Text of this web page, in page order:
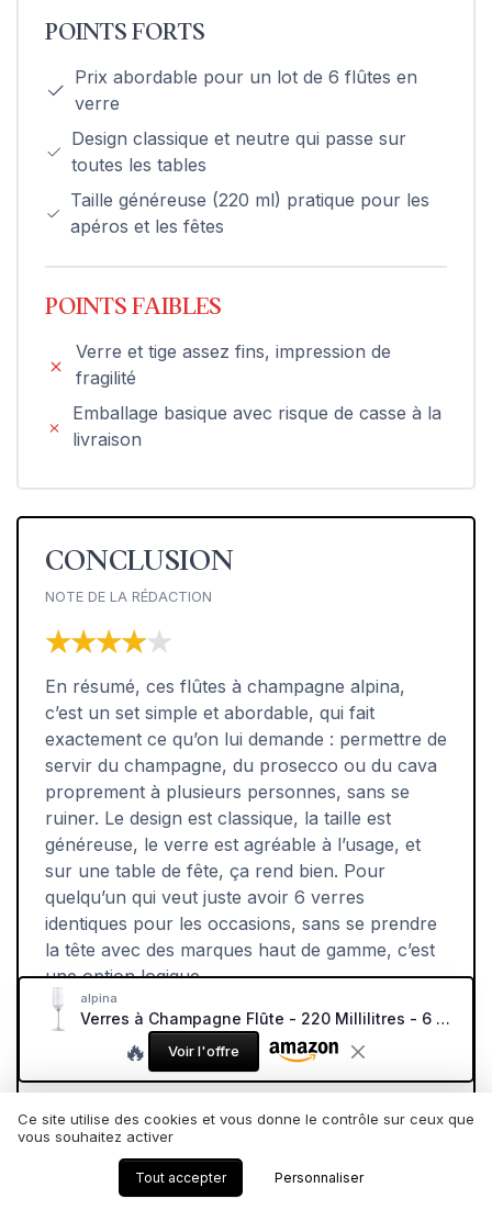
POINTS FORTS
Prix abordable pour un lot de 6 flûtes en
verre
Design classique et neutre qui passe sur
toutes les tables
Taille généreuse (220 ml) pratique pour les
apéros et les fêtes
POINTS FAIBLES
Verre et tige assez fins, impression de
fragilité
Emballage basique avec risque de casse à la
livraison
CONCLUSION
NOTE DE LA RÉDACTION
★★★★★
★★★★★
En résumé, ces flûtes à champagne alpina,
c’est un set simple et abordable, qui fait
exactement ce qu’on lui demande : permettre de
servir du champagne, du prosecco ou du cava
proprement à plusieurs personnes, sans se
ruiner. Le design est classique, la taille est
généreuse, le verre est agréable à l’usage, et
sur une table de fête, ça rend bien. Pour
quelqu’un qui veut juste avoir 6 verres
identiques pour les occasions, sans se prendre
la tête avec des marques haut de gamme, c’est
une option logique.
Par contre, il faut être lucide sur les limites : le
verre est assez fin, la tige aussi, donc ce n’est
pas l’option la plus robuste du marché.
L’emballage est basique, avec un vrai risque de
casse pendant le transport, comme certains
si tu les utilises de temps en temps et que tu fais
alpina
Verres à Champagne Flûte - 220 Millilitres - 6 Pièces 6X CHAMPAGNE m
🔥 Voir l'offre
Ce site utilise des cookies et vous donne le contrôle sur ceux que
vous souhaitez activer
Tout accepter Personnaliser